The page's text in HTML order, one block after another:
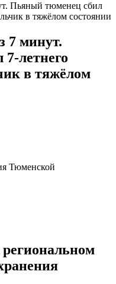
Пьяный тюменец сбил
в тяжёлом состоянии
7 минут.
в тяжёлом
Тюменской